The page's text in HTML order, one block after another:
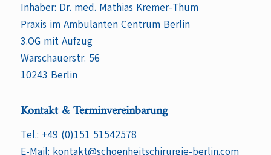
Inhaber: Dr. med. Mathias Kremer-Thum
Praxis im Ambulanten Centrum Berlin
3.OG mit Aufzug
Warschauerstr. 56
10243 Berlin
Kontakt & Terminvereinbarung
Tel.: +49 (0)151 51542578
E-Mail: kontakt@schoenheitschirurgie-berlin.com